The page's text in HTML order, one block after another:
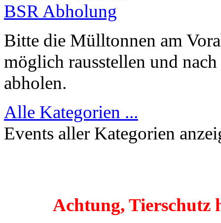
BSR Abholung
Bitte die Mülltonnen am
möglich rausstellen und
abholen.
Alle Kategorien ...
Events aller Kategorien
Achtung, Tierschutz